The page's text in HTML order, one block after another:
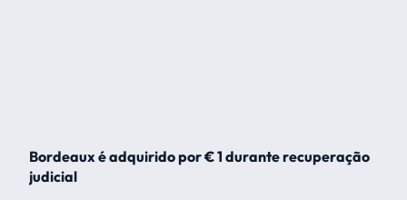
Bordeaux é adquirido por € 1 durante recuperação
judicial